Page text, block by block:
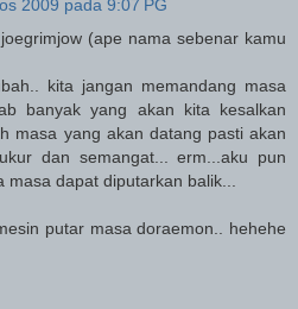
2009 pada 9:07 PG
(ape nama sebenar kamu
kita jangan memandang masa
banyak yang akan kita kesalkan
masa yang akan datang pasti akan
dan semangat... erm...aku pun
dapat diputarkan balik...
putar masa doraemon.. hehehe